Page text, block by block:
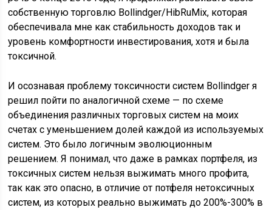
собственную торговлю Bollindger/HibRuMix, которая
обеспечивала мне как стабильность доходов так и
уровень комфортности инвестирования, хотя и была
токсичной.
И осознавая проблему токсичности систем Bollindger я
решил пойти по аналогичной схеме — по схеме
объединения различных торговых систем на моих
счетах с уменьшением долей каждой из используемых
систем. Это было логичным эволюционным
решением. Я понимал, что даже в рамках портфеля, из
токсичных систем нельзя выжимать много профита,
так как это опасно, в отличие от потфеля нетоксичных
систем, из которых реально выжимать до 200%-300% в